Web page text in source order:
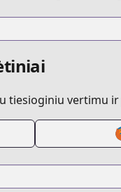
tiesioginiu vertimu